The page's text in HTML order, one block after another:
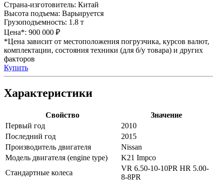
Страна-изготовитель: Китай
Высота подъема: Варьируется
Грузоподъемность: 1.8 т
Цена*: 900 000 ₽
*Цена зависит от местоположения погрузчика, курсов валют,
комплектации, состояния техники (для б/у товара) и других
факторов
Купить
Характеристики
Свойство
Значение
Первый год
2010
Последний год
2015
Производитель двигателя
Nissan
Модель двигателя (engine type)
K21 Impco
Стандартные колеса
VR 6.50-10-10PR HR 5.00-
8-8PR